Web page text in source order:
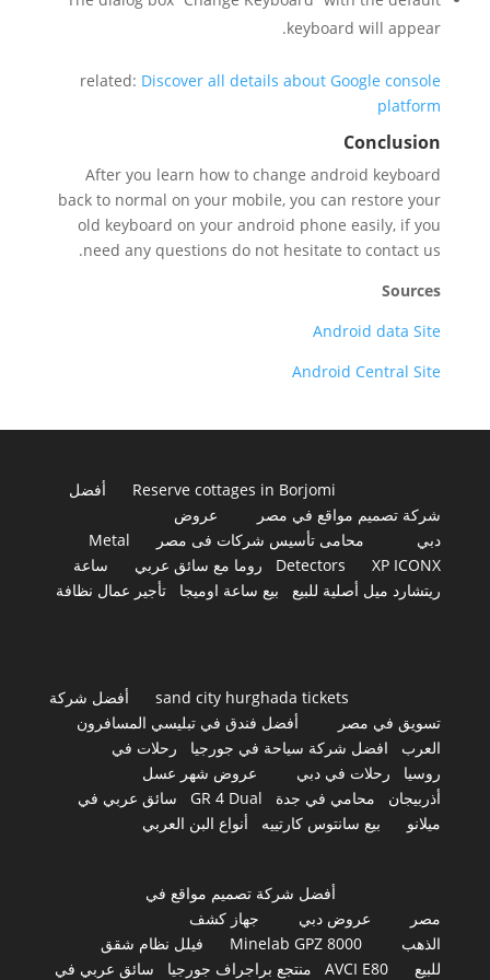
keyboard will appear.
related: Discover all details about Google console
platform
Conclusion
After you learn how to change android keyboard
back to normal on your mobile, you can restore your
old keyboard on your android phone easily, if you
need any questions do not hesitate to contact us.
Sources
Android data Site
Android Central Site
Reserve cottages in Borjomi
أفضل
شركة تصميم مواقع في مصر
عروض
دبي
محامى تأسيس شركات فى مصر
Metal
Detectors
XP ICONX روما مع سائق عربي
ساعة
ريتشارد ميل أصلية للبيع
بيع ساعة اوميجا تأجير عمال نظافة
sand city hurghada tickets
أفضل شركة
تسويق في مصر
أفضل فندق في تبليسي المسافرون
العرب
افضل شركة سياحة في جورجيا
رحلات في
روسيا
رحلات في دبي
عروض شهر عسل
أذربيجان
محامي في جدة GR 4 Dual
سائق عربي في
ميلانو
بيع سانتوس كارتييه أنواع البن العربي
أفضل شركة تصميم مواقع في
مصر
عروض دبي
جهاز كشف
الذهب
Minelab GPZ 8000
فيلل نظام شقق
للبيع
AVCI E80 منتجع براجراف جورجيا سائق عربي في